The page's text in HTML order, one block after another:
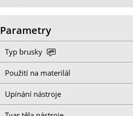
Parametry
Typ brusky
Použití na materilál
Upínání nástroje